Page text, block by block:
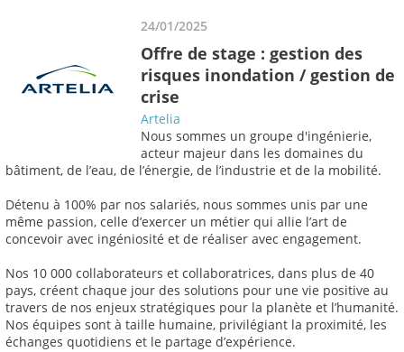
24/01/2025
Offre de stage : gestion des
risques inondation / gestion de
crise
Artelia
Nous sommes un groupe d'ingénierie,
acteur majeur dans les domaines du
bâtiment, de l’eau, de l’énergie, de l’industrie et de la mobilité.
Détenu à 100% par nos salariés, nous sommes unis par une
même passion, celle d’exercer un métier qui allie l’art de
concevoir avec ingéniosité et de réaliser avec engagement.
Nos 10 000 collaborateurs et collaboratrices, dans plus de 40
pays, créent chaque jour des solutions pour une vie positive au
travers de nos enjeux stratégiques pour la planète et l’humanité.
Nos équipes sont à taille humaine, privilégiant la proximité, les
échanges quotidiens et le partage d’expérience.